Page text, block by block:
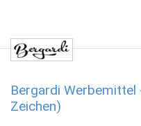
Bergardi
Zeichen)